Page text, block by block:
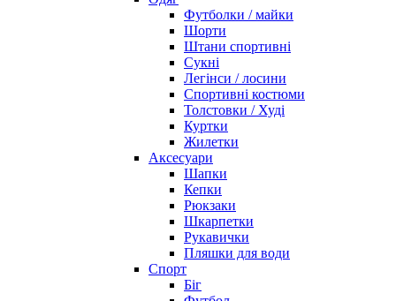
Футболки / майки
Шорти
Штани спортивні
Сукні
Легінси / лосини
Спортивні костюми
Толстовки / Худі
Куртки
Жилетки
Аксесуари
Шапки
Кепки
Рюкзаки
Шкарпетки
Рукавички
Пляшки для води
Спорт
Біг